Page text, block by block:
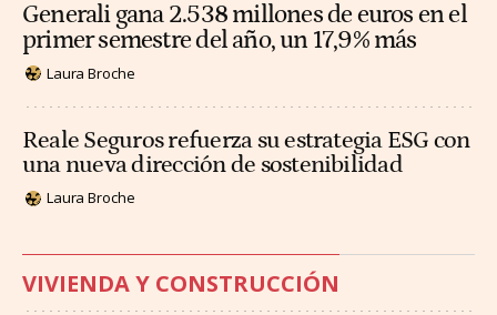
Generali gana 2.538 millones de euros en el
primer semestre del año, un 17,9% más
Laura Broche
Reale Seguros refuerza su estrategia ESG con
una nueva dirección de sostenibilidad
Laura Broche
VIVIENDA Y CONSTRUCCIÓN